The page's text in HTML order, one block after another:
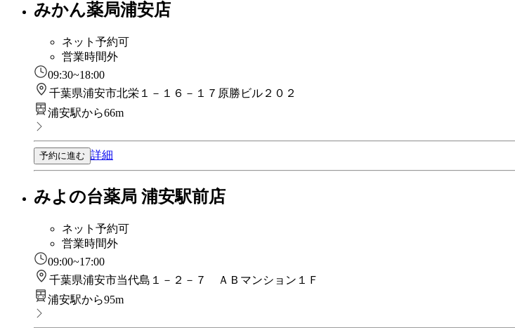
みかん薬局浦安店
ネット予約可
営業時間外
09:30~18:00
千葉県浦安市北栄１－１６－１７原勝ビル２０２
浦安駅から66m
予約に進む 詳細
みよの台薬局 浦安駅前店
ネット予約可
営業時間外
09:00~17:00
千葉県浦安市当代島１－２－７ ＡＢマンション１Ｆ
浦安駅から95m